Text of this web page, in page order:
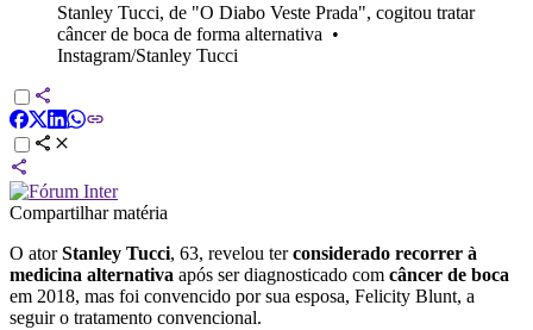
Stanley Tucci, de "O Diabo Veste Prada", cogitou tratar
câncer de boca de forma alternativa •
Instagram/Stanley Tucci
Compartilhar matéria
O atorStanley Tucci, 63, revelou terconsiderado recorrer à
medicina alternativa após ser diagnosticado com câncer de boca
em 2018, mas foi convencido por sua esposa, Felicity Blunt, a
seguir o tratamento convencional.